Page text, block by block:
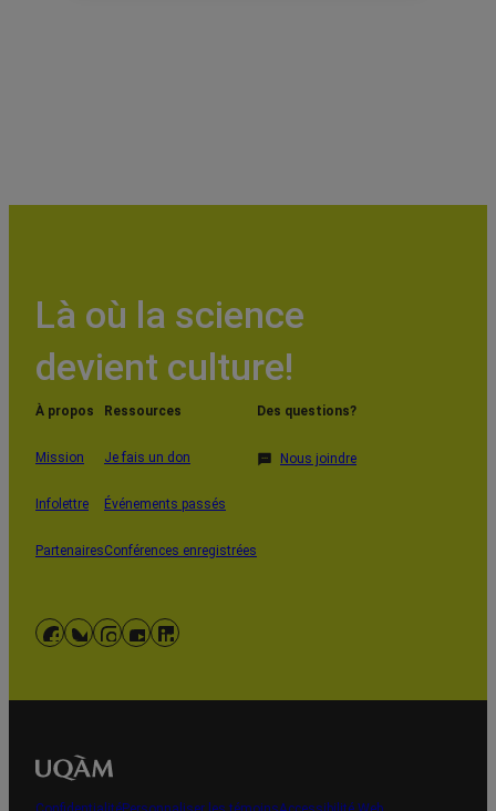
À propos
Mission
Infolettre
Partenaires
Ressources
Je fais un don
Événements passés
Conférences enregistrées
Des questions?
Nous joindre
Là où la science
devient culture!
Facebook
Bluesky
Instagram
YouTube
LinkedIn